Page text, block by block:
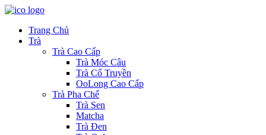
Trang Chủ
Trà
Trà Cao Cấp
Trà Móc Câu
Trà Cổ Truyền
OoLong Cao Cấp
Trà Pha Chế
Trà Sen
Matcha
Trà Đen